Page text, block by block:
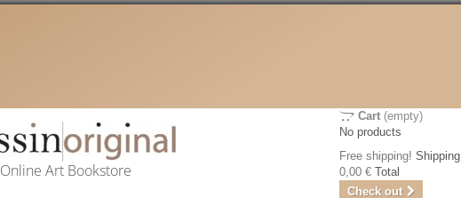
Online Art Bookstore
Cart (empty)
No products
Free shipping! Shipping
0,00 € Total
Check out